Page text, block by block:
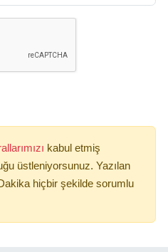
kabul etmiş
üstleniyorsunuz. Yazılan
hiçbir şekilde sorumlu